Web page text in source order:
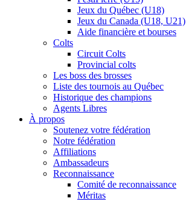
Jeux du Québec (U18)
Jeux du Canada (U18, U21)
Aide financière et bourses
Colts
Circuit Colts
Provincial colts
Les boss des brosses
Liste des tournois au Québec
Historique des champions
Agents Libres
À propos
Soutenez votre fédération
Notre fédération
Affiliations
Ambassadeurs
Reconnaissance
Comité de reconnaissance
Méritas